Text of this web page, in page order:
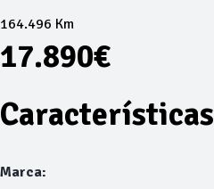
164.496 Km
17.890€
Características
Marca: